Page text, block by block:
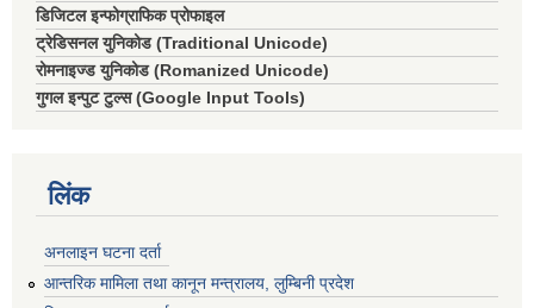
डिजिटल इन्फोग्राफिक प्रोफाइल
ट्रेडिसनल युनिकोड (Traditional Unicode)
रोमनाइज्ड युनिकोड (Romanized Unicode)
गुगल इन्पुट टुल्स (Google Input Tools)
लिंक
अनलाइन घटना दर्ता
आन्तरिक मामिला तथा कानून मन्त्रालय, लुम्बिनी प्रदेश